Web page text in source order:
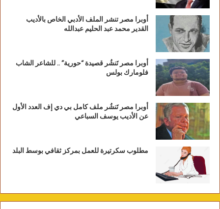
أوبرا مصر تنشر الملف الأدبي الخاص بالأديب
القدير محمد عبد الحليم عبدالله
أوبرا مصر تَنشُر قصيدة “حورية” .. للشاعر الشاب
فلومارك بولس
أوبرا مصر تَنشُر ملف كامل بي دي إف العدد الأول
عن الأديب يوسف السباعي
مطلوب سكرتيرة للعمل بمركز ثقافي بوسط البلد